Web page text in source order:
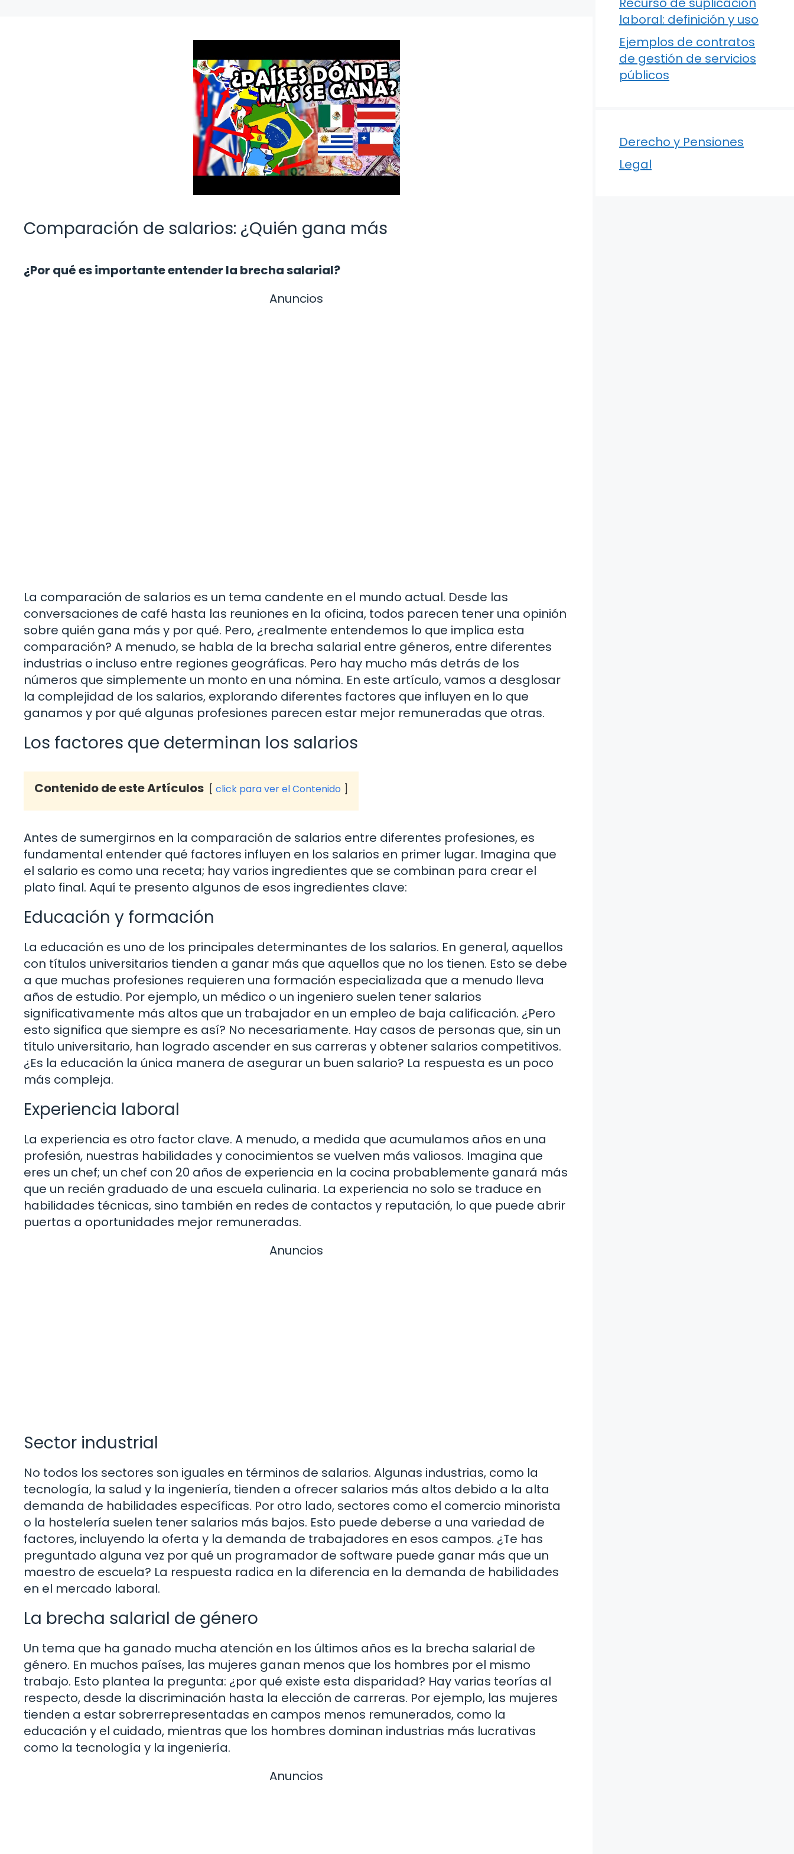
Comparación de salarios: ¿Quién gana más
¿Por qué es importante entender la brecha salarial?
Anuncios
La comparación de salarios es un tema candente en el mundo actual. Desde las
conversaciones de café hasta las reuniones en la oficina, todos parecen tener una opinión
sobre quién gana más y por qué. Pero, ¿realmente entendemos lo que implica esta
comparación? A menudo, se habla de la brecha salarial entre géneros, entre diferentes
industrias o incluso entre regiones geográficas. Pero hay mucho más detrás de los
números que simplemente un monto en una nómina. En este artículo, vamos a desglosar
la complejidad de los salarios, explorando diferentes factores que influyen en lo que
ganamos y por qué algunas profesiones parecen estar mejor remuneradas que otras.
Los factores que determinan los salarios
Contenido de este Artículos click para ver el Contenido
Antes de sumergirnos en la comparación de salarios entre diferentes profesiones, es
fundamental entender qué factores influyen en los salarios en primer lugar. Imagina que
el salario es como una receta; hay varios ingredientes que se combinan para crear el
plato final. Aquí te presento algunos de esos ingredientes clave:
Educación y formación
La educación es uno de los principales determinantes de los salarios. En general, aquellos
con títulos universitarios tienden a ganar más que aquellos que no los tienen. Esto se debe
a que muchas profesiones requieren una formación especializada que a menudo lleva
años de estudio. Por ejemplo, un médico o un ingeniero suelen tener salarios
significativamente más altos que un trabajador en un empleo de baja calificación. ¿Pero
esto significa que siempre es así? No necesariamente. Hay casos de personas que, sin un
título universitario, han logrado ascender en sus carreras y obtener salarios competitivos.
¿Es la educación la única manera de asegurar un buen salario? La respuesta es un poco
más compleja.
Experiencia laboral
La experiencia es otro factor clave. A menudo, a medida que acumulamos años en una
profesión, nuestras habilidades y conocimientos se vuelven más valiosos. Imagina que
eres un chef; un chef con 20 años de experiencia en la cocina probablemente ganará más
que un recién graduado de una escuela culinaria. La experiencia no solo se traduce en
habilidades técnicas, sino también en redes de contactos y reputación, lo que puede abrir
puertas a oportunidades mejor remuneradas.
Anuncios
Sector industrial
No todos los sectores son iguales en términos de salarios. Algunas industrias, como la
tecnología, la salud y la ingeniería, tienden a ofrecer salarios más altos debido a la alta
demanda de habilidades específicas. Por otro lado, sectores como el comercio minorista
o la hostelería suelen tener salarios más bajos. Esto puede deberse a una variedad de
factores, incluyendo la oferta y la demanda de trabajadores en esos campos. ¿Te has
preguntado alguna vez por qué un programador de software puede ganar más que un
maestro de escuela? La respuesta radica en la diferencia en la demanda de habilidades
en el mercado laboral.
La brecha salarial de género
Un tema que ha ganado mucha atención en los últimos años es la brecha salarial de
género. En muchos países, las mujeres ganan menos que los hombres por el mismo
trabajo. Esto plantea la pregunta: ¿por qué existe esta disparidad? Hay varias teorías al
respecto, desde la discriminación hasta la elección de carreras. Por ejemplo, las mujeres
tienden a estar sobrerrepresentadas en campos menos remunerados, como la
educación y el cuidado, mientras que los hombres dominan industrias más lucrativas
como la tecnología y la ingeniería.
Anuncios
laboral: definición y uso
Ejemplos de contratos
de gestión de servicios
públicos
Derecho y Pensiones
Legal